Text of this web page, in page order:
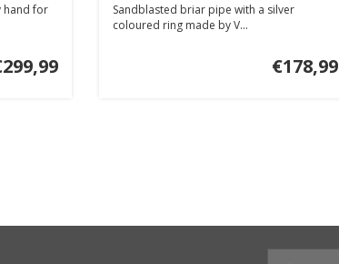
hand for
Sandblasted briar pipe with a silver
coloured ring made by V...
€178,99